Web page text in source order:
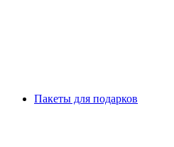
Пакеты для подарков